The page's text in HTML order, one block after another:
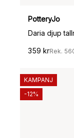
PotteryJo
Daria djup
359 krRek.
KAMPANJ
-12%